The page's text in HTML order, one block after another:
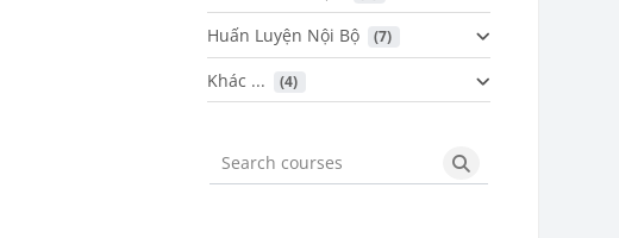
Huấn Luyện Nội Bộ (7)
Khác ... (4)
Search courses Search courses